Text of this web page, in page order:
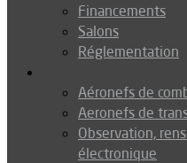
Financements
Salons
Réglementation
Aéronefs de
Aeronefs de
Observation,
électronique